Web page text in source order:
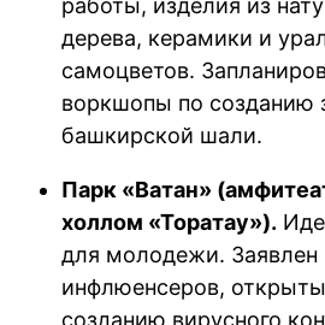
работы, изделия из
дерева, керамики и
самоцветов.
воркшопы по созданию
башкирской шали.
Парк «Ватан»
холлом «Торатау»).
для молодежи.
инфлюенсеров,